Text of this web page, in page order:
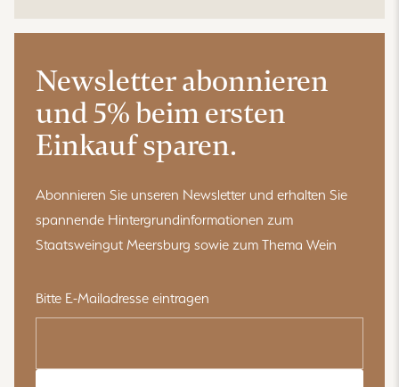
Newsletter abonnieren
und 5% beim ersten
Einkauf sparen.
Abonnieren Sie unseren Newsletter und erhalten Sie
spannende Hintergrundinformationen zum
Staatsweingut Meersburg sowie zum Thema Wein
Bitte E-Mailadresse eintragen